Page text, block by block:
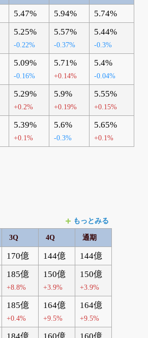
5.47% 5.94% 5.74%
5.25%
-0.22%
5.57%
-0.37%
5.44%
-0.3%
5.09%
-0.16%
5.71%
+0.14%
5.4%
-0.04%
5.29%
+0.2%
5.9%
+0.19%
5.55%
+0.15%
5.39%
+0.1%
5.6%
-0.3%
5.65%
+0.1%
もっとみる
3Q 4Q 通期
170億 144億 144億
185億
+8.8%
150億
+3.9%
150億
+3.9%
185億
+0.4%
164億
+9.5%
164億
+9.5%